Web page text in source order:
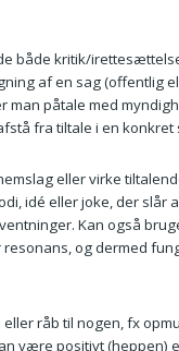
både kritik/
af en sag (offentlig
man påtale med
fra tiltale i en konkret
eller virke
idé eller joke, der slår
Kan også
og dermed
eller råb til nogen, fx
være positivt (heppen)